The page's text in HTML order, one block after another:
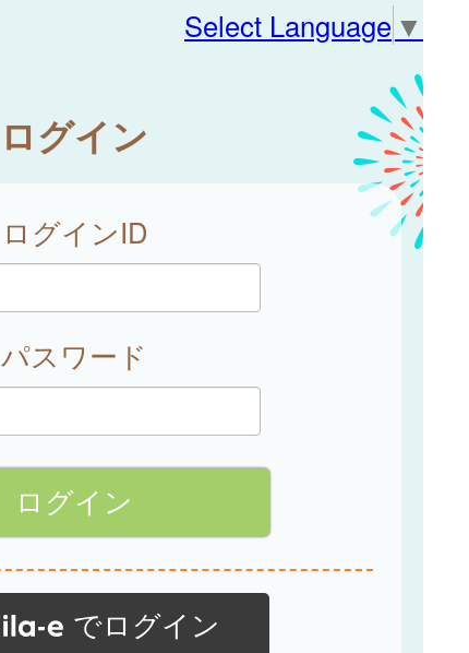
Select Language ▼
ログイン
ログインID
パスワード
でログイン